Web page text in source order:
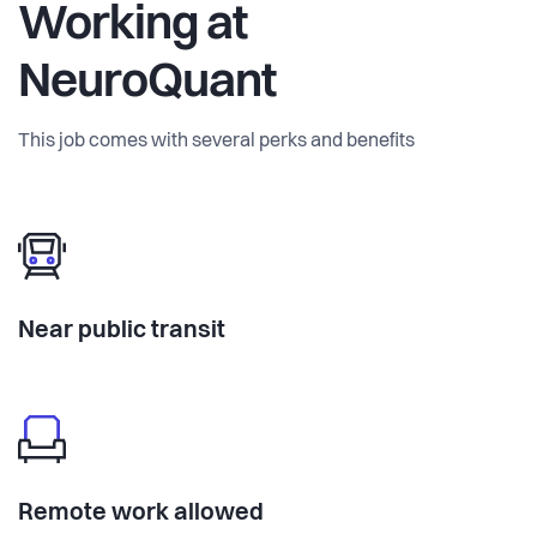
Working at
NeuroQuant
This job comes with several perks and benefits
Near public transit
Remote work allowed